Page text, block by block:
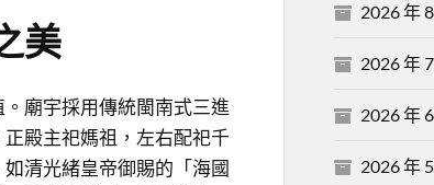
美
廟宇採用傳統閩南式三進
殿主祀媽祖，左右配祀千
清光緒皇帝御賜的「海國
2026 年
2026 年
2026 年
2026 年